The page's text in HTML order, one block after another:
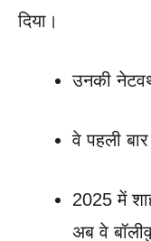
दिया।
उनकी
वे पहली
2025 में
अब वे